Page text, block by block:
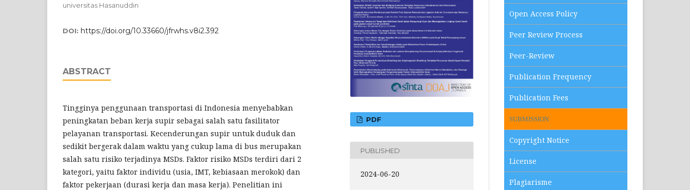
universitas Hasanuddin
DOI: https://doi.org/10.33660/jfrwhs.v8i2.392
ABSTRACT
Tingginya penggunaan transportasi di Indonesia menyebabkan
peningkatan beban kerja supir sebagai salah satu fasilitator
pelayanan transportasi. Kecenderungan supir untuk duduk dan
sedikit bergerak dalam waktu yang cukup lama di bus merupakan
salah satu risiko terjadinya MSDs. Faktor risiko MSDs terdiri dari 2
kategori, yaitu faktor individu (usia, IMT, kebiasaan merokok) dan
faktor pekerjaan (durasi kerja dan masa kerja). Penelitian ini
PDF
PUBLISHED
2024-06-20
Open Access Policy
Peer Review Process
Peer-Review
Publication Frequency
Publication Fees
SUBMISSION
Copyright Notice
License
Plagiarisme